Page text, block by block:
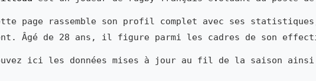
page rassemble son profil complet avec ses
Âgé de 28 ans, il figure parmi les cadres de son
ici les données mises à jour au fil de la saison ainsi